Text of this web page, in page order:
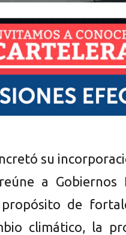
su
a Gobiernos
de
climático, la